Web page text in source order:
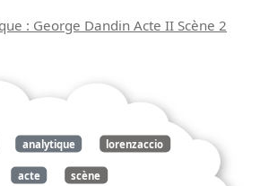
: George Dandin Acte II Scène 2
analytique lorenzaccio
acte scène